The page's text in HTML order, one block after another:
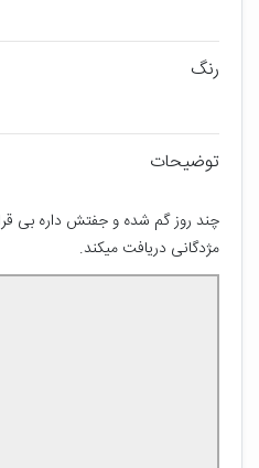
رنگ
توضیحات
مژدگانی دریافت میکند.